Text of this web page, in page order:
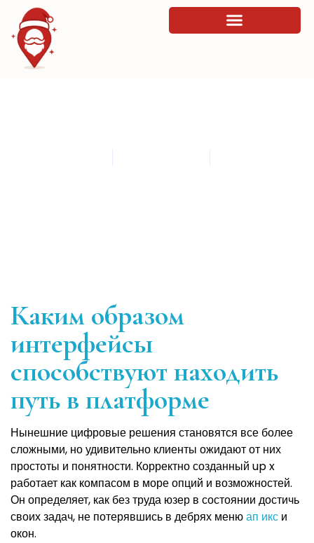
Каким образом
интерфейсы
способствуют находить
путь в платформе
Нынешние цифровые решения становятся все более
сложными, но удивительно клиенты ожидают от них
простоты и понятности. Корректно созданный up x
работает как компасом в море опций и возможностей.
Он определяет, как без труда юзер в состоянии достичь
своих задач, не потерявшись в дебрях менюап икс и
окон.